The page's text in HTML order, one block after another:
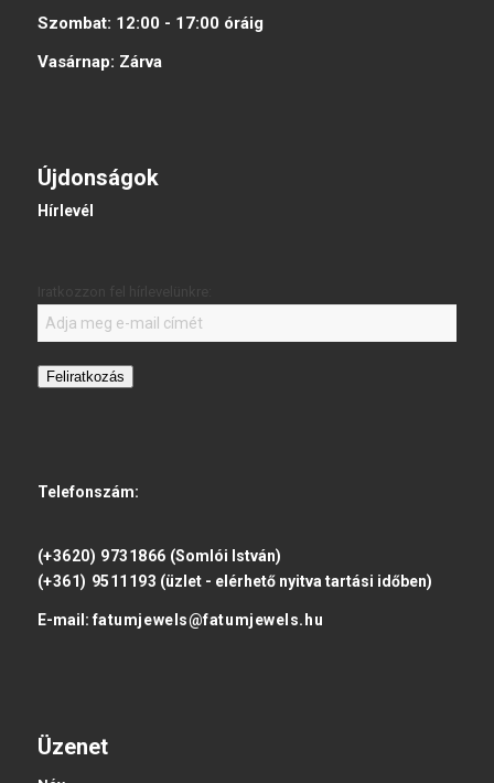
Szombat: 12:00 - 17:00 óráig
Vasárnap: Zárva
Újdonságok
Hírlevél
Feliratkozás
Telefonszám:
(+3620) 9731866 (Somlói István)
(+361) 9511193 (üzlet - elérhető nyitva tartási időben)
E-mail: fatumjewels@fatumjewels.hu
Üzenet